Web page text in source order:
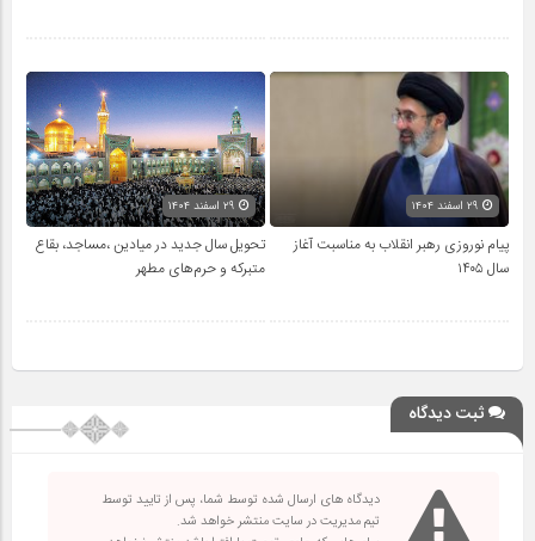
پیام نوروزی رهبر انقلاب به مناسبت آغاز
سال ۱۴۰۵
تحویل سال‌ جدید در میادین ،مساجد، بقاع
متبرکه‌ و حرم‌های‌ مطهر
ثبت دیدگاه
دیدگاه های ارسال شده توسط شما، پس از تایید توسط
تیم مدیریت در سایت منتشر خواهد شد.